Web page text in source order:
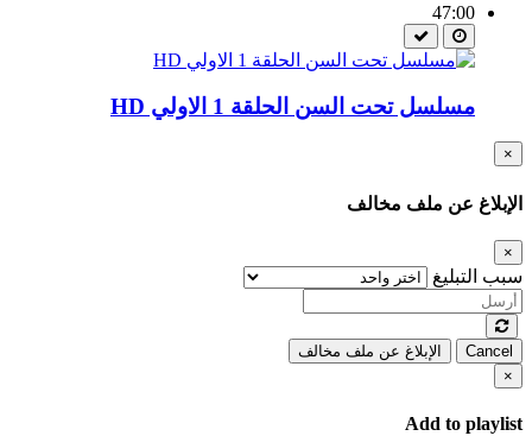
47:00
مسلسل تحت السن الحلقة 1 الاولي HD
×
الإبلاغ عن ملف مخالف
×
سبب التبليغ
Cancel
الإبلاغ عن ملف مخالف
×
Add to playlist